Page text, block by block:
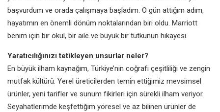
başvurdum ve orada çalışmaya başladım. O gün attığım adım,
hayatımın en önemli dönüm noktalarından biri oldu. Marriott
benim için bir okul, bir aile ve büyük bir tutkunun hikayesi.
Yaratıcılığınızı tetikleyen unsurlar neler?
En büyük ilham kaynağım, Türkiye’nin coğrafi çeşitliliği ve zengin
mutfak kültürü. Yerel üreticilerden temin ettiğimiz mevsimsel
ürünler, yeni tarifler ve sunum fikirleri için sürekli ilham veriyor.
Seyahatlerimde keşfettiğim yöresel ve az bilinen ürünler de